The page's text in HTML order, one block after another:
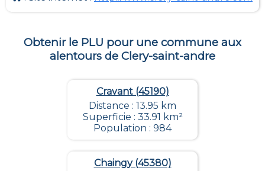
Obtenir le PLU pour une commune aux
alentours de Clery-saint-andre
Cravant (45190)
Distance : 13.95 km
Superficie : 33.91 km²
Population : 984
Chaingy (45380)